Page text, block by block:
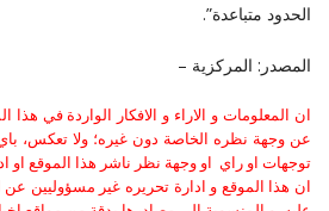
الحدود متباعدة”.
المصدر: المركزية –
ان المعلومات و الاراء و الافكار الواردة في هذا
عن وجهة نظره الخاصة دون غيره؛ ولا تعكس،
توجهات او راي او وجهة نظر ناشر هذا الموقع او
ان هذا الموقع و ادارة تحريره غير مسؤوليين عن